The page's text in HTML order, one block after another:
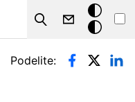
Search
Tamna
pozadina
Podelite: